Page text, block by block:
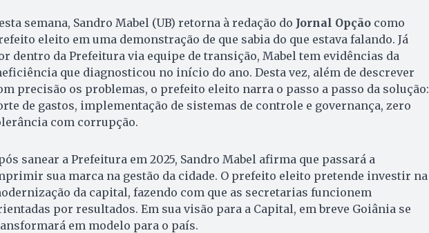
semana, Sandro Mabel (UB) retorna à redação do Jornal Opção como
eleito em uma demonstração de que sabia do que estava falando. Já
dentro da Prefeitura via equipe de transição, Mabel tem evidências da
que diagnosticou no início do ano. Desta vez, além de descrever
precisão os problemas, o prefeito eleito narra o passo a passo da solução:
de gastos, implementação de sistemas de controle e governança, zero
com corrupção.
sanear a Prefeitura em 2025, Sandro Mabel afirma que passará a
sua marca na gestão da cidade. O prefeito eleito pretende investir na
da capital, fazendo com que as secretarias funcionem
por resultados. Em sua visão para a Capital, em breve Goiânia se
em modelo para o país.